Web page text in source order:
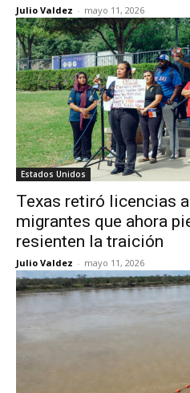
Julio Valdez - mayo 11, 2026
Estados Unidos
Texas retiró licencias
migrantes que ahora
resienten la traición
Julio Valdez - mayo 11, 2026